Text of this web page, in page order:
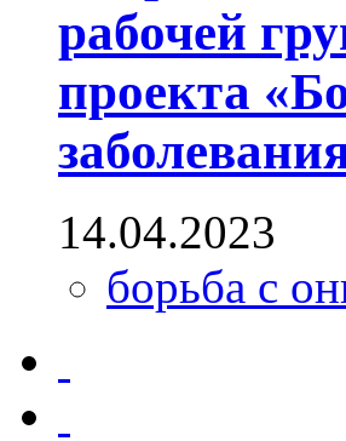
рабочей
проекта
14.04.2023
борьба с